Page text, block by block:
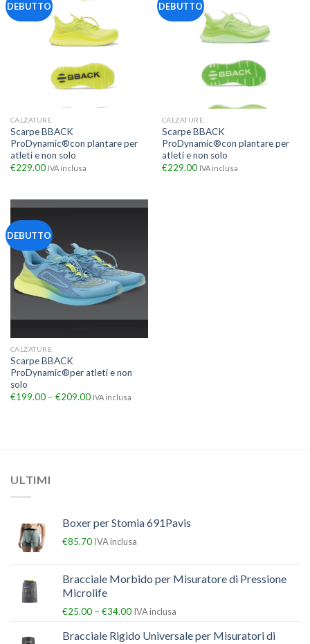
DEBUTTO
CALZATURE
Scarpe BBACK
ProDynamic®con plantare per
atleti e non solo
€229.00 IVA inclusa
DEBUTTO
CALZATURE
Scarpe BBACK
ProDynamic®con plantare per
atleti e non solo
€229.00 IVA inclusa
DEBUTTO
CALZATURE
Scarpe BBACK
ProDynamic®per atleti e non
solo
€199.00– €209.00 IVA inclusa
ULTIMI
Boxer per Stomia 691Pavis
€85.70 IVA inclusa
Bracciale Morbido per Misuratore di Pressione
Microlife
€25.00 – €34.00 IVA inclusa
Bracciale Rigido Universale per Misuratori di